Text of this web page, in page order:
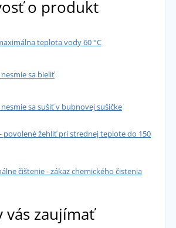
o produkt
teplota vody 60 °C
nesmie sa bieliť
nesmie sa sušiť v bubnovej sušičke
povolené žehliť pri strednej teplote do 150
čištenie - zákaz chemického čistenia
vás zaujímať